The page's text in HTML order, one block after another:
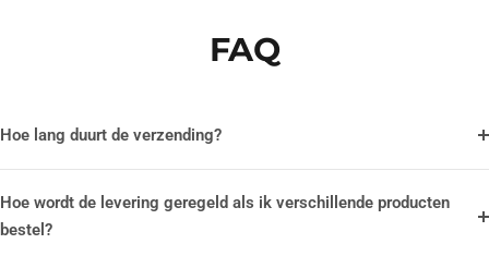
FAQ
Hoe lang duurt de verzending?
Hoe wordt de levering geregeld als ik verschillende producten
bestel?